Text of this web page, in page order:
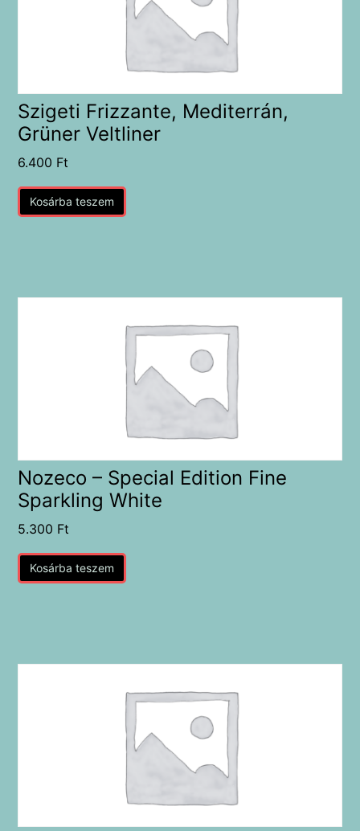
Szigeti Frizzante, Mediterrán,
Grüner Veltliner
6.400 Ft
Kosárba teszem
Nozeco – Special Edition Fine
Sparkling White
5.300 Ft
Kosárba teszem